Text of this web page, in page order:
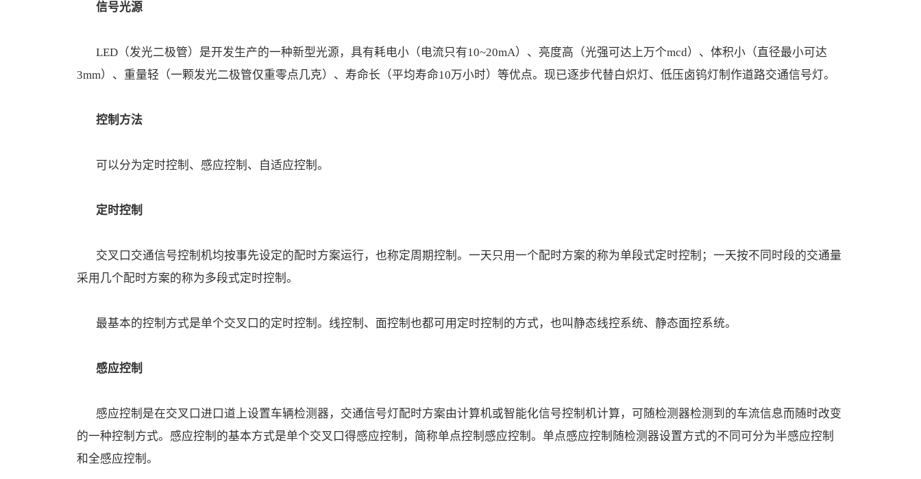
信号光源
LED（发光二极管）是开发生产的一种新型光源，具有耗电小（电流只有10~20mA）、亮度高（光强可达上万个mcd）、体积小（直径最小可达
3mm）、重量轻（一颗发光二极管仅重零点几克）、寿命长（平均寿命10万小时）等优点。现已逐步代替白炽灯、低压卤钨灯制作道路交通信号灯。
控制方法
可以分为定时控制、感应控制、自适应控制。
定时控制
交叉口交通信号控制机均按事先设定的配时方案运行，也称定周期控制。一天只用一个配时方案的称为单段式定时控制；一天按不同时段的交通量
采用几个配时方案的称为多段式定时控制。
最基本的控制方式是单个交叉口的定时控制。线控制、面控制也都可用定时控制的方式，也叫静态线控系统、静态面控系统。
感应控制
感应控制是在交叉口进口道上设置车辆检测器，交通信号灯配时方案由计算机或智能化信号控制机计算，可随检测器检测到的车流信息而随时改变
的一种控制方式。感应控制的基本方式是单个交叉口得感应控制，简称单点控制感应控制。单点感应控制随检测器设置方式的不同可分为半感应控制
和全感应控制。